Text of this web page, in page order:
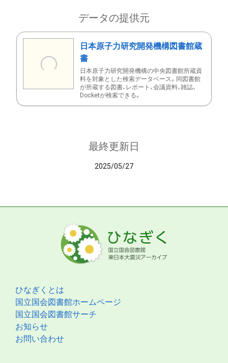
データの提供元
日本原子力研究開発機構図書館蔵
書
日本原子力研究開発機構の中央図書館所蔵資
料を対象とした検索データベース。同図書館
が所蔵する図書、レポート、会議資料、雑誌、
Docketが検索できる。
最終更新日
2025/05/27
ひなぎくとは
国立国会図書館ホームページ
国立国会図書館サーチ
お知らせ
お問い合わせ